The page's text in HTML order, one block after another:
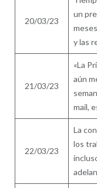
20/03/23
un
y las
21/03/23
«La
aún
mail,
22/03/23
La
los